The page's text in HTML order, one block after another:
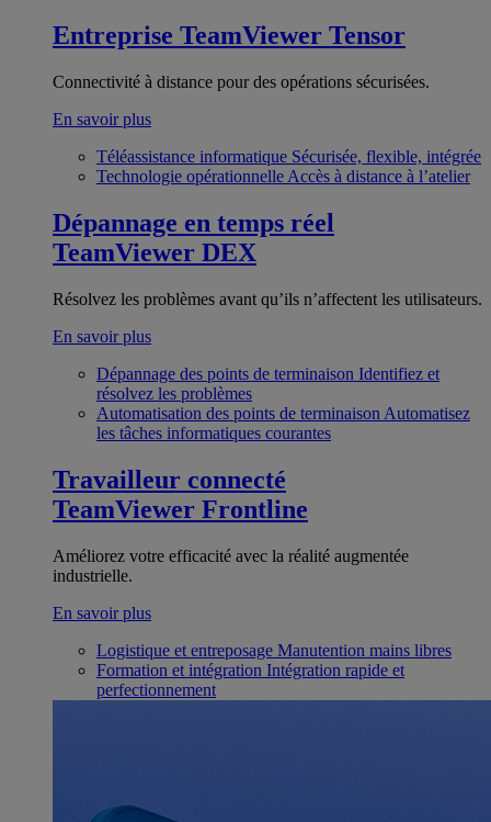
Entreprise TeamViewer Tensor
Connectivité à distance pour des opérations sécurisées.
En savoir plus
Téléassistance informatique Sécurisée, flexible, intégrée
Technologie opérationnelle Accès à distance à l’atelier
Dépannage en temps réel
TeamViewer DEX
Résolvez les problèmes avant qu’ils n’affectent les utilisateurs.
En savoir plus
Dépannage des points de terminaison Identifiez et
résolvez les problèmes
Automatisation des points de terminaison Automatisez
les tâches informatiques courantes
Travailleur connecté
TeamViewer Frontline
Améliorez votre efficacité avec la réalité augmentée
industrielle.
En savoir plus
Logistique et entreposage Manutention mains libres
Formation et intégration Intégration rapide et
perfectionnement